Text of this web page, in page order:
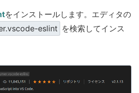
をインストールします。エディタの
eslint を検索してインス